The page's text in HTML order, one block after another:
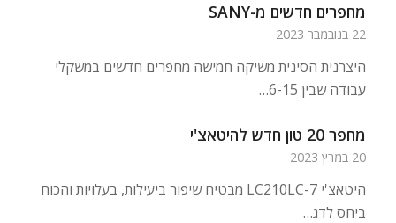
מחפרים חדשים מ-SANY
22 בנובמבר 2023
היצרנית הסינית משיקה חמישה מחפרים חדשים במשקלי
עבודה שבין 6-15…
מחפר 20 טון חדש להיטאצ'י
20 במרץ 2023
היטאצ'י LC210LC-7 מבטיח שיפור ביעילות, בעלויות והכוח
ביחס לדג…